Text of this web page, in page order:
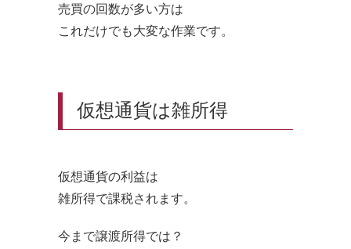
売買の回数が多い方は
これだけでも大変な作業です。
仮想通貨は雑所得
仮想通貨の利益は
雑所得で課税されます。
今まで譲渡所得では？